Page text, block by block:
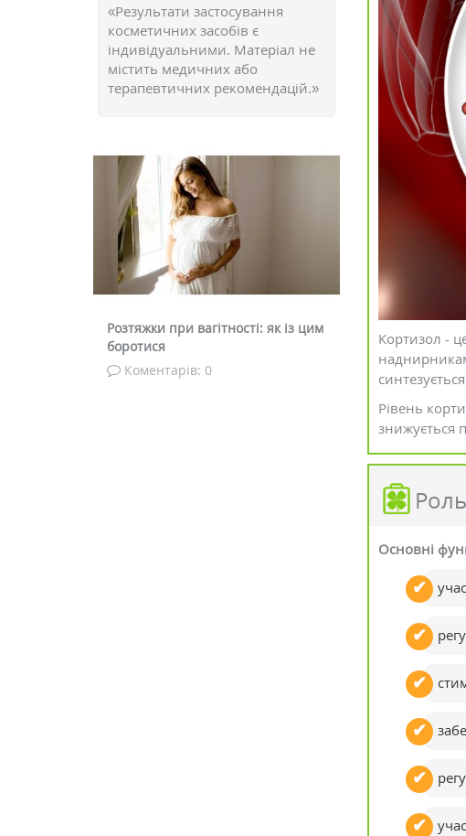
«Результати застосування
косметичних засобів є
індивідуальними. Матеріал не
містить медичних або
терапевтичних рекомендацій.»
Що таке афродизіаки і як вони
діють
Коментарів: 0
можна це
Коментарів: 0
Кортизол -
Рівень
знижується
Основні